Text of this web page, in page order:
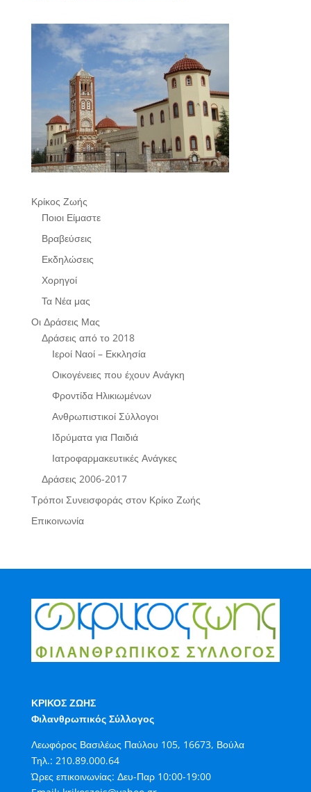
Κρίκος Ζωής
Ποιοι Είμαστε
Βραβεύσεις
Εκδηλώσεις
Χορηγοί
Τα Νέα μας
Οι Δράσεις Μας
Δράσεις από το 2018
Ιεροί Ναοί – Εκκλησία
Οικογένειες που έχουν Ανάγκη
Φροντίδα Ηλικιωμένων
Ανθρωπιστικοί Σύλλογοι
Ιδρύματα για Παιδιά
Ιατροφαρμακευτικές Ανάγκες
Δράσεις 2006-2017
Τρόποι Συνεισφοράς στον Κρίκο Ζωής
Επικοινωνία
ΚΡΙΚΟΣ ΖΩΗΣ
Φιλανθρωπικός Σύλλογος
Λεωφόρος Βασιλέως Παύλου 105, 16673, Βούλα
Τηλ.: 210.89.000.64
Ώρες επικοινωνίας: Δευ-Παρ 10:00-19:00